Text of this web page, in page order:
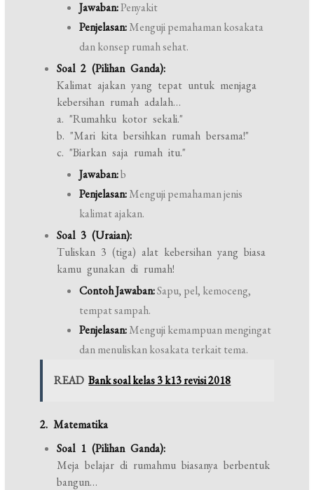
Jawaban:Penyakit
Penjelasan:Menguji pemahaman kosakata
dan konsep rumah sehat.
Soal 2 (Pilihan Ganda):
Kalimat ajakan yang tepat untuk menjaga
kebersihan rumah adalah…
a. "Rumahku kotor sekali."
b. "Mari kita bersihkan rumah bersama!"
c. "Biarkan saja rumah itu."
Jawaban:b
Penjelasan:Menguji pemahaman jenis
kalimat ajakan.
Soal 3 (Uraian):
Tuliskan 3 (tiga) alat kebersihan yang biasa
kamu gunakan di rumah!
Contoh Jawaban:Sapu, pel, kemoceng,
tempat sampah.
Penjelasan:Menguji kemampuan mengingat
dan menuliskan kosakata terkait tema.
READ Bank soal kelas 3 k13 revisi 2018
2. Matematika
Soal 1 (Pilihan Ganda):
Meja belajar di rumahmu biasanya berbentuk
bangun…